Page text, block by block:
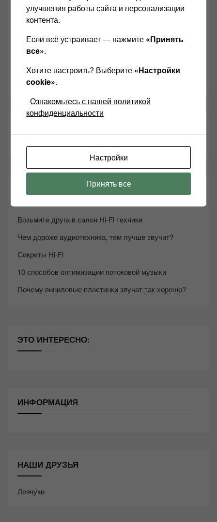
Звукомания сайт оф.группа
Винтажная Hi-Fi и High-End техника
Контакт
Youtube
СВЕЖИЕ ЗАПИСИ
Возьмите друга в салон Hi-Fi техники
Чем дороже аудиотехника, тем лучше звучит?
Секреты Hi-Fi
10 способов оптимизации потоковой музыки
Почему виниловые пластинки звучат так хорошо?
ЭТО ИНТЕРЕСНО:
ИНФОРМАЦИЯ
НАШИ ДРУЗЬЯ
Левчуки
улучшения работы сайта и персонализации
контента.
Если всё устраивает — нажмите «Принять
все».
Хотите настроить? Выберите «Настройки
cookie».
Ознакомьтесь с нашей политикой
конфиденциальности
Настройки
Принять все